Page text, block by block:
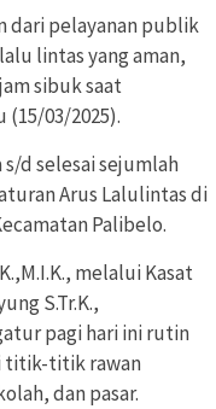
dari pelayanan publik
lintas yang aman,
sibuk saat
03/2025).
d selesai sejumlah
Arus Lalulintas di
Palibelo.
melalui Kasat
S.Tr.K.,
pagi hari ini rutin
titik-titik rawan
dan pasar.